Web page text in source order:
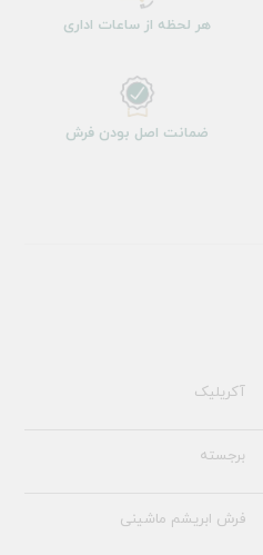
هر لحظه از ساعات اداری
ضمانت اصل بودن فرش
آکریلیک
برجسته
فرش ابریشم ماشینی